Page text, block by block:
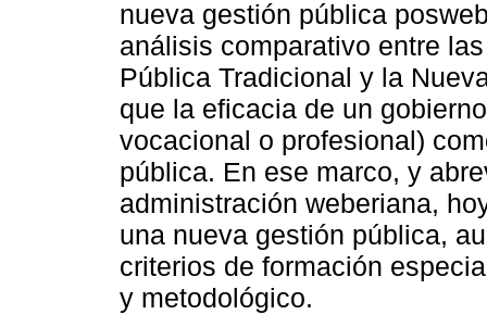
nueva gestión pública
análisis comparativo entre
Pública Tradicional y la
que la eficacia de un
vocacional o profesional)
pública. En ese marco, y
administración weberiana,
una nueva gestión pública,
criterios de formación
y metodológico.